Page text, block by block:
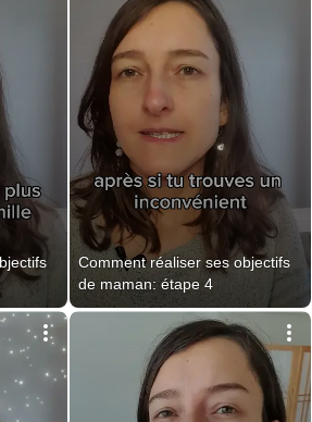
Comment réaliser ses objectifs
de maman: étape 4